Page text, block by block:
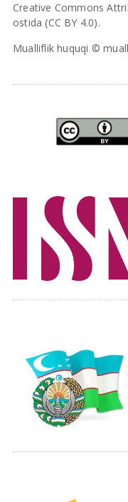
Creative Commons
ostida (CC BY 4.0).
Mualliflik huquqi ©